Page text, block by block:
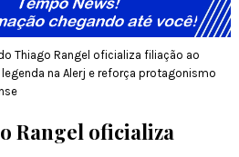
Thiago Rangel oficializa filiação ao
na Alerj e reforça protagonismo
Rangel oficializa